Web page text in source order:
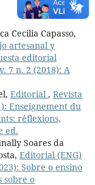
Cecilia Capasso,
artesanal y
editorial
7 n. 2 (2018): A
Editorial , Revista
Enseignement du
réflexions,
ed.
Soares da
Editorial (ENG)
Sobre o ensino
sobre o